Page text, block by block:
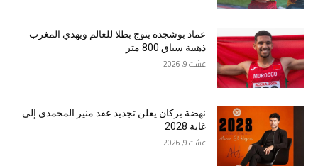
عماد بوشجدة يتوج بطلا للعالم ويهدي المغرب
ذهبية سباق 800 متر
غشت 9, 2026
نهضة بركان يعلن تجديد عقد منير المحمدي إلى
غاية 2028
غشت 9, 2026